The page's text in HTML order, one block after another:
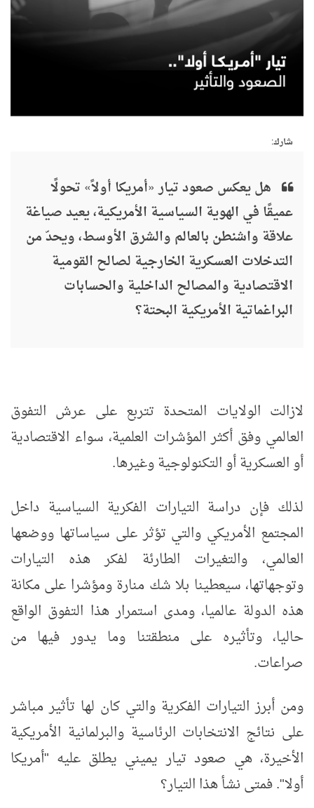
شارك:
هل يعكس صعود تيار «أمريكا أولاً» تحولًا
عميقًا في الهوية السياسية الأمريكية، يعيد صياغة
علاقة واشنطن بالعالم والشرق الأوسط، ويحدّ من
التدخلات العسكرية الخارجية لصالح القومية
الاقتصادية والمصالح الداخلية والحسابات
البراغماتية الأمريكية البحتة؟
لازالت الولايات المتحدة تتربع على عرش التفوق
العالمي وفق أكثر المؤشرات العلمية، سواء الاقتصادية
أو العسكرية أو التكنولوجية وغيرها.
لذلك فإن دراسة التيارات الفكرية السياسية داخل
المجتمع الأمريكي والتي تؤثر على سياساتها ووضعها
العالمي، والتغيرات الطارئة لفكر هذه التيارات
وتوجهاتها، سيعطينا بلا شك منارة ومؤشرا على مكانة
هذه الدولة عالميا، ومدى استمرار هذا التفوق الواقع
حاليا، وتأثيره على منطقتنا وما يدور فيها من
صراعات.
ومن أبرز التيارات الفكرية والتي كان لها تأثير مباشر
على نتائج الانتخابات الرئاسية والبرلمانية الأمريكية
الأخيرة، هي صعود تيار يميني يطلق عليه "أمريكا
أولا". فمتى نشأ هذا التيار؟